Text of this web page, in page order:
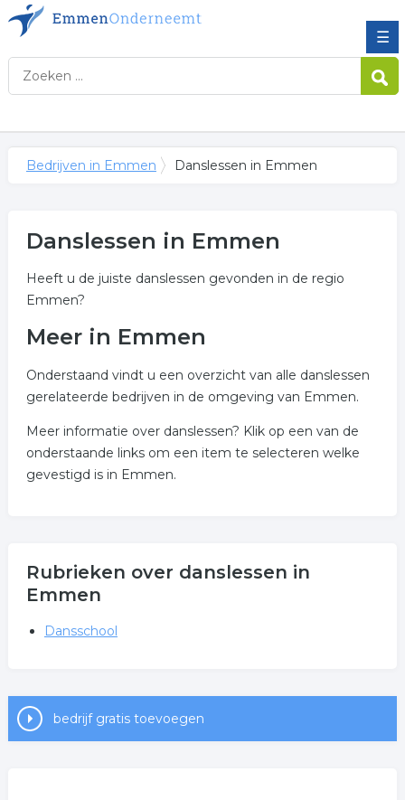
☰
Bedrijven in Emmen Danslessen in Emmen
Danslessen in Emmen
Heeft u de juiste danslessen gevonden in de regio
Emmen?
Meer in Emmen
Onderstaand vindt u een overzicht van alle danslessen
gerelateerde bedrijven in de omgeving van Emmen.
Meer informatie over danslessen? Klik op een van de
onderstaande links om een item te selecteren welke
gevestigd is in Emmen.
Rubrieken over danslessen in
Emmen
Dansschool
bedrijf gratis toevoegen